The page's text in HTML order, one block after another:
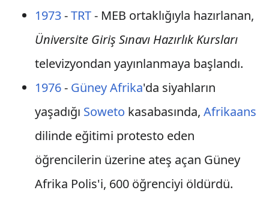
1973-TRT- MEB ortaklığıyla hazırlanan,
Üniversite Giriş Sınavı Hazırlık Kursları
televizyondan yayınlanmaya başlandı.
1976- Güney Afrika'da siyahların
yaşadığı Soweto kasabasında, Afrikaans
dilinde eğitimi protesto eden
öğrencilerin üzerine ateş açan Güney
Afrika Polis'i, 600 öğrenciyi öldürdü.